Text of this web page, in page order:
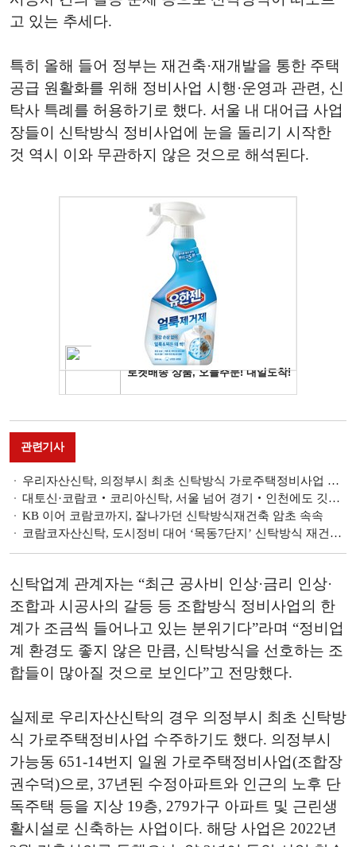
고 있는 추세다.
특히 올해 들어 정부는 재건축·재개발을 통한 주택
공급 원활화를 위해 정비사업 시행·운영과 관련, 신
탁사 특례를 허용하기로 했다. 서울 내 대어급 사업
장들이 신탁방식 정비사업에 눈을 돌리기 시작한
것 역시 이와 무관하지 않은 것으로 해석된다.
관련기사
우리자산신탁, 의정부시 최초 신탁방식 가로주택정비사업 수주
대토신·코람코‧코리아신탁, 서울 넘어 경기‧인천에도 깃발 꽂는 신탁방식
KB 이어 코람코까지, 잘나가던 신탁방식재건축 암초 속속
코람코자산신탁, 도시정비 대어 ‘목동7단지’ 신탁방식 재건축 나선다
신탁업계 관계자는 “최근 공사비 인상·금리 인상·
조합과 시공사의 갈등 등 조합방식 정비사업의 한
계가 조금씩 들어나고 있는 분위기다”라며 “정비업
계 환경도 좋지 않은 만큼, 신탁방식을 선호하는 조
합들이 많아질 것으로 보인다”고 전망했다.
실제로 우리자산신탁의 경우 의정부시 최초 신탁방
식 가로주택정비사업 수주하기도 했다. 의정부시
가능동 651-14번지 일원 가로주택정비사업(조합장
권수덕)으로, 37년된 수정아파트와 인근의 노후 단
독주택 등을 지상 19층, 279가구 아파트 및 근린생
활시설로 신축하는 사업이다. 해당 사업은 2022년